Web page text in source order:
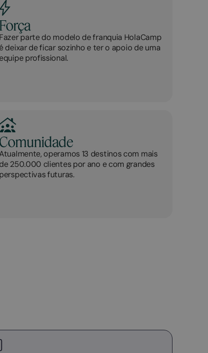
Força
Fazer parte do modelo de franquia HolaCamp
é deixar de ficar sozinho e ter o apoio de uma
equipe profissional.
operamos 13 destinos com mais
de 250.000 clientes por ano e com grandes
perspectivas futuras.